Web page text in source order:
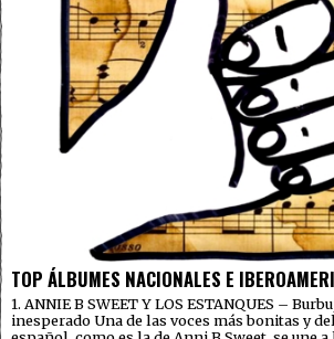
TOP ÁLBUMES NACIONALES E
1. ANNIE B SWEET Y LOS ESTANQUES –
inesperado Una de las voces más bonitas y